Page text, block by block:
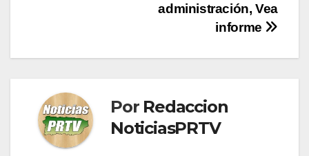
administración, Vea
informe
Por Redaccion
NoticiasPRTV